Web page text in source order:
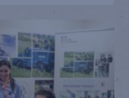
où la joie se doit
le podcast